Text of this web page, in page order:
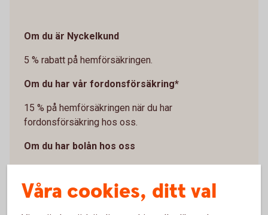
Om du är Nyckelkund
5 % rabatt på hemförsäkringen.
Om du har vår fordonsförsäkring*
15 % på hemförsäkringen när du har
fordonsförsäkring hos oss.
Om du har bolån hos oss
hemförsäkring.
Våra cookies, ditt val